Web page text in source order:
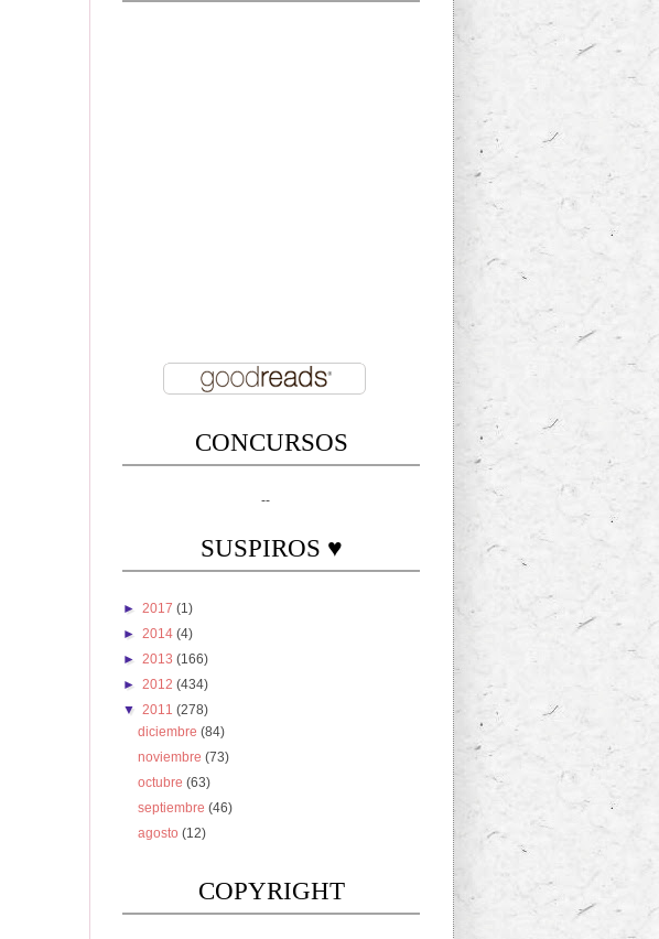
CONCURSOS
--
SUSPIROS ♥
► 2017 (1)
► 2014 (4)
► 2013 (166)
► 2012 (434)
▼ 2011 (278)
diciembre(84)
noviembre(73)
octubre(63)
septiembre(46)
agosto(12)
COPYRIGHT